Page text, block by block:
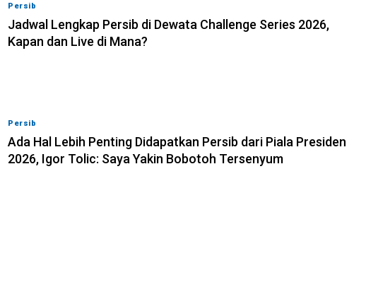
Persib
Jadwal Lengkap Persib di Dewata Challenge Series 2026,
Kapan dan Live di Mana?
Persib
Ada Hal Lebih Penting Didapatkan Persib dari Piala Presiden
2026, Igor Tolic: Saya Yakin Bobotoh Tersenyum